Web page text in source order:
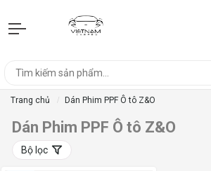
Trang chủ Dán Phim PPF Ô tô Z&O
Dán Phim PPF Ô tô Z&O
Bộ lọc